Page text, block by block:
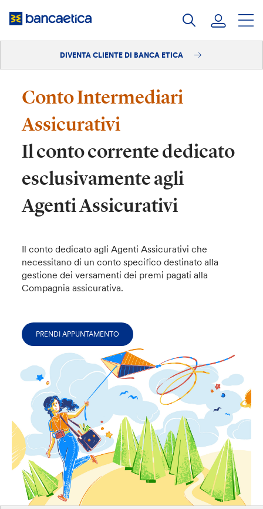
Diventa cliente
DIVENTA CLIENTE DI BANCA ETICA
Conto Intermediari
Assicurativi
Il conto corrente dedicato
esclusivamente agli
Agenti Assicurativi
Il conto dedicato agli Agenti Assicurativi che
necessitano di un conto specifico destinato alla
gestione dei versamenti dei premi pagati alla
Compagnia assicurativa.
PRENDI APPUNTAMENTO